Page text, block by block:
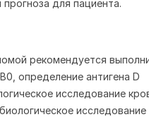
для пациента.
рекомендуется
определение антигена D
исследование
исследование